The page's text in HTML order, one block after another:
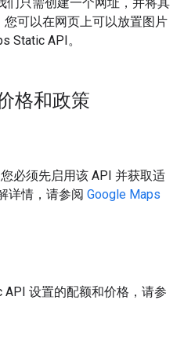
您可以在网页上可以放置图片
Static API。
格和政策
必须先启用该 API 并获取适
详情，请参阅 Google Maps
设置的配额和价格，请参